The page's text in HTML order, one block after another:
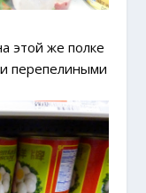
этой же полке
перепелиными